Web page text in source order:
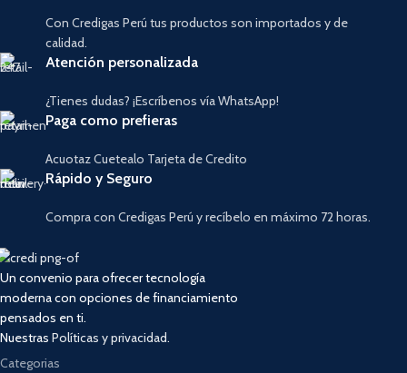
Con Credigas Perú tus productos son importados y de
calidad.
Atención personalizada
¿Tienes dudas? ¡Escríbenos vía WhatsApp!
Paga como prefieras
Acuotaz Cuetealo Tarjeta de Credito
Rápido y Seguro
Compra con Credigas Perú y recíbelo en máximo 72 horas.
Un convenio para ofrecer tecnología
moderna con opciones de financiamiento
pensados en ti.
Nuestras Políticas y privacidad.
Categorias